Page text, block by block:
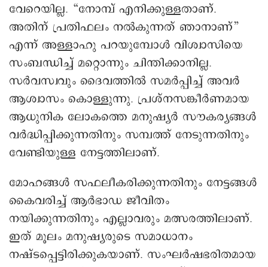
വേറെയില്ല. “നോമ്പ് എനിക്കുള്ളതാണ്.
അതിന് പ്രതിഫലം നൽകുന്നത് ഞാനാണ്”
എന്ന് അള്ളാഹു പറയുമ്പോൾ വിശ്വാസിയെ
സംബന്ധിച്ച് മറ്റൊന്നും ചിന്തിക്കാനില്ല.
സർവസ്വവും ദൈവത്തിൽ സമർപ്പിച്ച് അവർ
ആശ്വാസം കൊള്ളുന്നു. പ്രശ്നസങ്കീർണമായ
ആധുനിക ലോകത്തെ മനുഷ്യർ സൗകര്യങ്ങൾ
വർദ്ധിപ്പിക്കുന്നതിനും സമ്പത്ത് നേടുന്നതിനും
വേണ്ടിയുള്ള നേട്ടത്തിലാണ്.
മോഹങ്ങൾ സഫലീകരിക്കുന്നതിനും നേട്ടങ്ങൾ
കൈവരിച്ച് ആർഭാഡ ജീവിതം
നയിക്കുന്നതിനും എല്ലാവരും മത്സരത്തിലാണ്.
ഇത് മൂലം മനുഷ്യരുടെ സമാധാനം
നഷ്ടപ്പെട്ടിരിക്കുകയാണ്. സംഘർഷഭരിതമായ